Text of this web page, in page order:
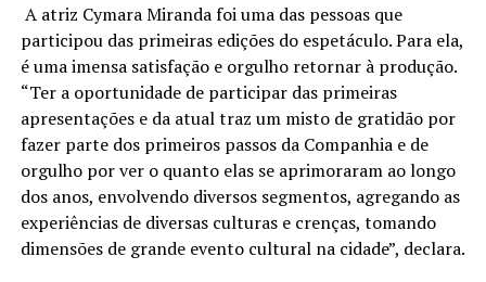
A atriz Cymara Miranda foi uma das pessoas que
participou das primeiras edições do espetáculo. Para ela,
é uma imensa satisfação e orgulho retornar à produção.
“Ter a oportunidade de participar das primeiras
apresentações e da atual traz um misto de gratidão por
fazer parte dos primeiros passos da Companhia e de
orgulho por ver o quanto elas se aprimoraram ao longo
dos anos, envolvendo diversos segmentos, agregando as
experiências de diversas culturas e crenças, tomando
dimensões de grande evento cultural na cidade”, declara.